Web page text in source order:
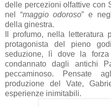
delle percezioni olfattive con
nel “maggio odoroso” e
della ginestra.
Il profumo, nella letteratura
protagonista del pieno
seduzione, lì dove la
condannato dagli antichi
peccaminoso. Pensate
produzione del Vate,
esperienze inimitabili.